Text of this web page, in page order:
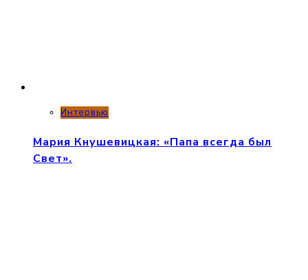
Интервью
Мария Кнушевицкая: «Папа всегда был
Свет».